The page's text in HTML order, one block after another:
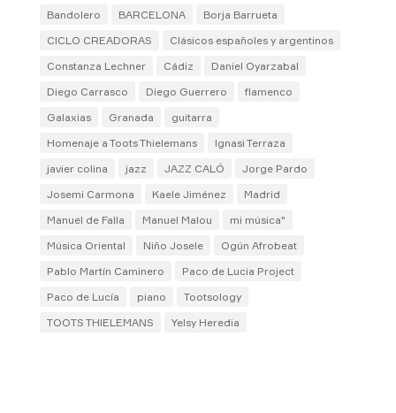
Bandolero
BARCELONA
Borja Barrueta
CICLO CREADORAS
Clásicos españoles y argentinos
Constanza Lechner
Cádiz
Daniel Oyarzabal
Diego Carrasco
Diego Guerrero
flamenco
Galaxias
Granada
guitarra
Homenaje a Toots Thielemans
Ignasi Terraza
javier colina
jazz JAZZ CALÓ
Jorge Pardo
Josemi Carmona
Kaele Jiménez
Madrid
Manuel de Falla
Manuel Malou
mi música"
Música Oriental
Niño Josele
Ogún Afrobeat
Pablo Martín Caminero
Paco de Lucia Project
Paco de Lucía
piano
Tootsology
TOOTS THIELEMANS
Yelsy Heredia